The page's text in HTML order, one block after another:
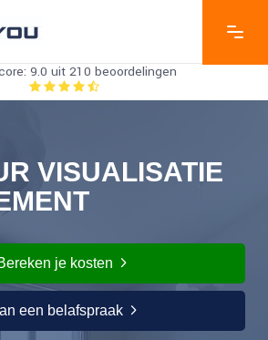
9.0 uit 210 beoordelingen
VISUALISATIE
je kosten
een belafspraak